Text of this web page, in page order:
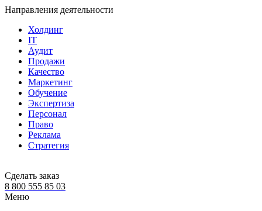
Направления деятельности
Холдинг
IT
Аудит
Продажи
Качество
Маркетинг
Обучение
Экспертиза
Персонал
Право
Реклама
Стратегия
Сделать заказ
8 800 555 85 03
Меню